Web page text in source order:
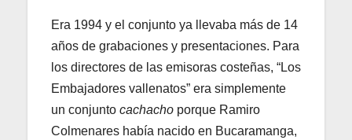
Era 1994 y el conjunto ya llevaba más de 14
años de grabaciones y presentaciones. Para
los directores de las emisoras costeñas, “Los
Embajadores vallenatos” era simplemente
un conjunto cachacho porque Ramiro
Colmenares había nacido en Bucaramanga,